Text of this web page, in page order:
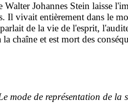
Walter Johannes Stein laisse
Il vivait entièrement dans le
de la vie de l'esprit,
la chaîne et est mort des
mode de représentation de la